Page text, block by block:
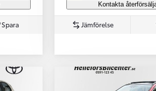
Spara
Kontakta
Jämförelse